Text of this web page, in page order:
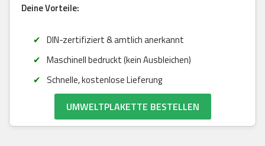
Deine Vorteile:
DIN-zertifiziert & amtlich anerkannt
Maschinell bedruckt (kein Ausbleichen)
Schnelle, kostenlose Lieferung
UMWELTPLAKETTE BESTELLEN